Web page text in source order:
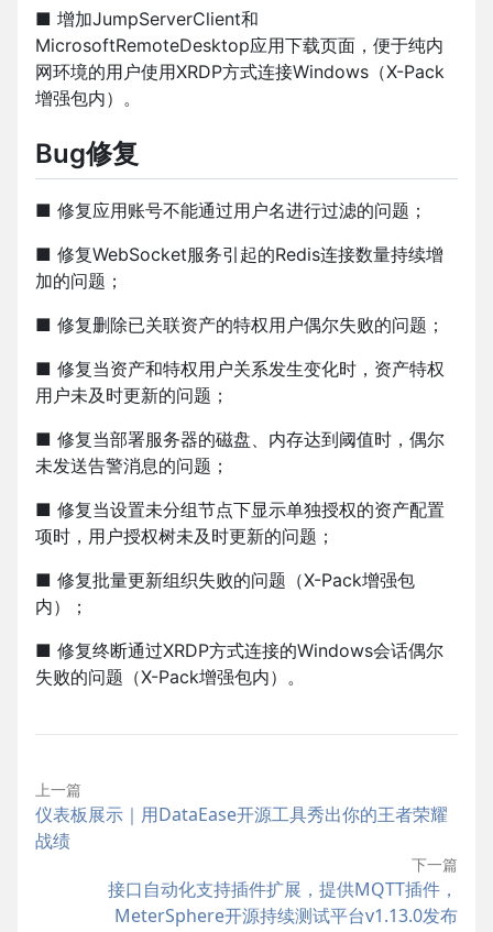
■ 增加JumpServerClient和
MicrosoftRemoteDesktop应用下载页面，便于纯内
网环境的用户使用XRDP方式连接Windows（X-Pack
增强包内）。
Bug修复
■ 修复应用账号不能通过用户名进行过滤的问题；
■ 修复WebSocket服务引起的Redis连接数量持续增
加的问题；
■ 修复删除已关联资产的特权用户偶尔失败的问题；
■ 修复当资产和特权用户关系发生变化时，资产特权
用户未及时更新的问题；
■ 修复当部署服务器的磁盘、内存达到阈值时，偶尔
未发送告警消息的问题；
■ 修复当设置未分组节点下显示单独授权的资产配置
项时，用户授权树未及时更新的问题；
■ 修复批量更新组织失败的问题（X-Pack增强包
内）；
■ 修复终断通过XRDP方式连接的Windows会话偶尔
失败的问题（X-Pack增强包内）。
上一篇
仪表板展示｜用DataEase开源工具秀出你的王者荣耀
战绩
下一篇
接口自动化支持插件扩展，提供MQTT插件，
MeterSphere开源持续测试平台v1.13.0发布